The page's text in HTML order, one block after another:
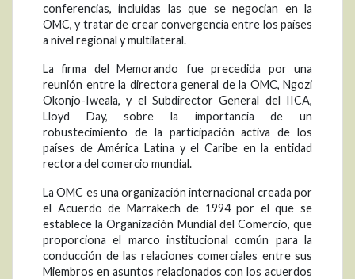
conferencias, incluidas las que se negocian en la
OMC, y tratar de crear convergencia entre los países
a nivel regional y multilateral.
La firma del Memorando fue precedida por una
reunión entre la directora general de la OMC, Ngozi
Okonjo-Iweala, y el Subdirector General del IICA,
Lloyd Day, sobre la importancia de un
robustecimiento de la participación activa de los
países de América Latina y el Caribe en la entidad
rectora del comercio mundial.
La OMC es una organización internacional creada por
el Acuerdo de Marrakech de 1994 por el que se
establece la Organización Mundial del Comercio, que
proporciona el marco institucional común para la
conducción de las relaciones comerciales entre sus
Miembros en asuntos relacionados con los acuerdos